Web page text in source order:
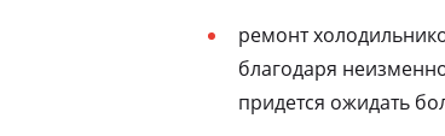
ремонт
благодаря
придется ожидать